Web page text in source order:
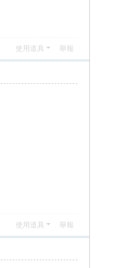
使用道具 舉報
使用道具 舉報